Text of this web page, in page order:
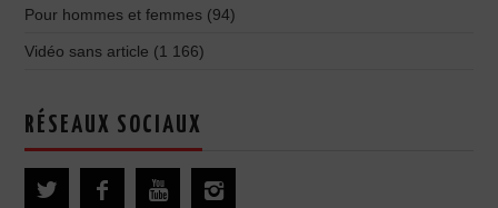
Pour hommes et femmes (94)
Vidéo sans article (1 166)
RÉSEAUX SOCIAUX